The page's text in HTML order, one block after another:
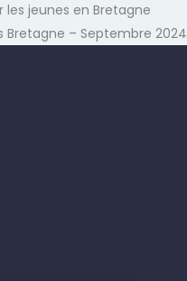
les jeunes en Bretagne
Bretagne – Septembre 2024